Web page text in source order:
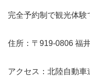
完全予約制で観光体験
住所：〒919-0806 福
アクセス：北陸自動